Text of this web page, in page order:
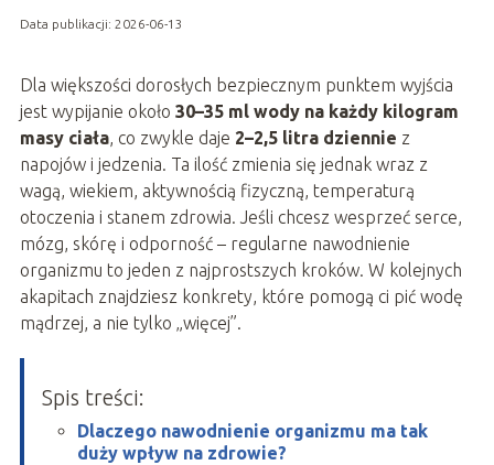
Data publikacji: 2026-06-13
Dla większości dorosłych bezpiecznym punktem wyjścia
jest wypijanie około 30–35 ml wody na każdy kilogram
masy ciała, co zwykle daje 2–2,5 litra dziennie z
napojów i jedzenia. Ta ilość zmienia się jednak wraz z
wagą, wiekiem, aktywnością fizyczną, temperaturą
otoczenia i stanem zdrowia. Jeśli chcesz wesprzeć serce,
mózg, skórę i odporność – regularne nawodnienie
organizmu to jeden z najprostszych kroków. W kolejnych
akapitach znajdziesz konkrety, które pomogą ci pić wodę
mądrzej, a nie tylko „więcej”.
Spis treści:
Dlaczego nawodnienie organizmu ma tak
duży wpływ na zdrowie?